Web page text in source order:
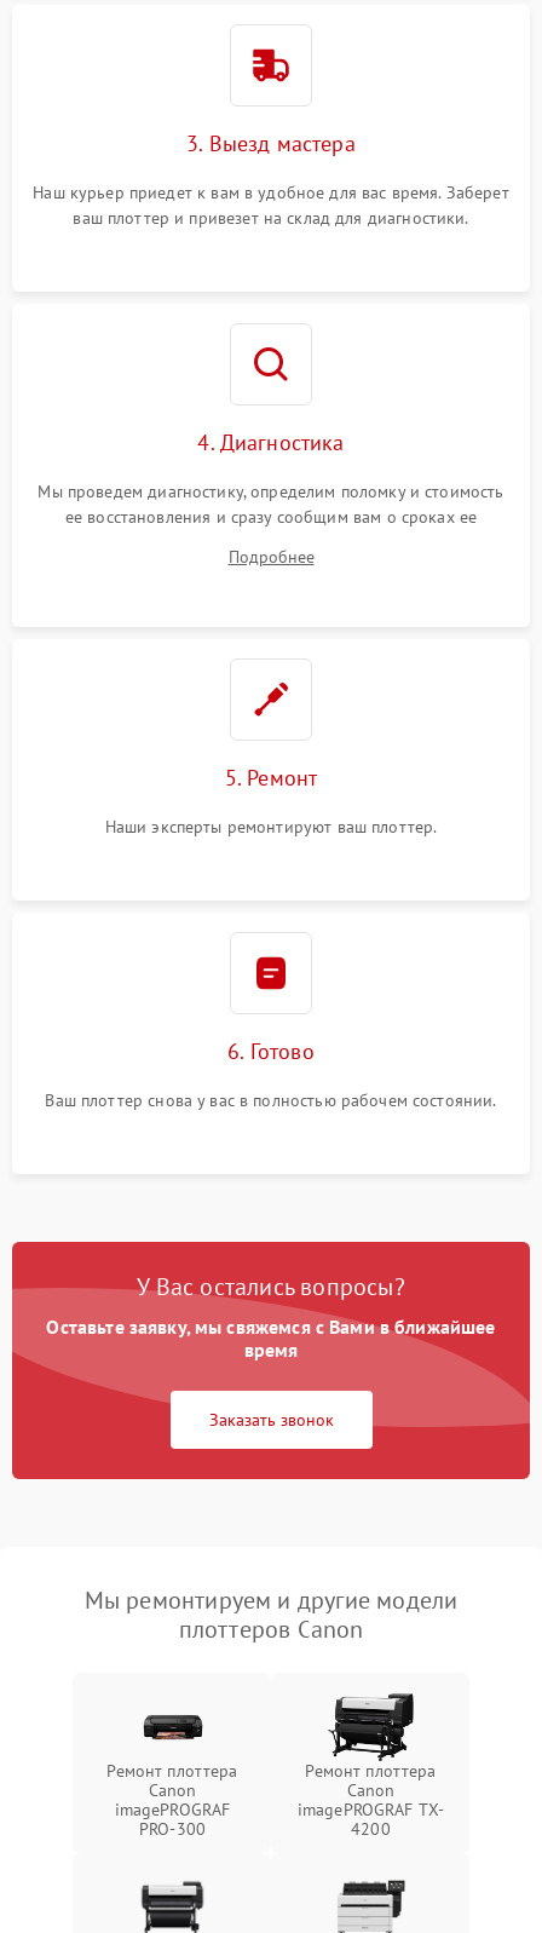
3. Выезд мастера
Наш курьер приедет к вам в удобное для вас время. Заберет
ваш плоттер и привезет на склад для диагностики.
4. Диагностика
Мы проведем диагностику, определим поломку и стоимость
ее восстановления и сразу сообщим вам о сроках ее
Подробнее
5. Ремонт
Наши эксперты ремонтируют ваш плоттер.
6. Готово
Ваш плоттер снова у вас в полностью рабочем состоянии.
У Вас остались вопросы?
Оставьте заявку, мы свяжемся с Вами в ближайшее
время
Заказать звонок
Мы ремонтируем и другие модели
плоттеров Canon
Ремонт плоттера
Canon
imagePROGRAF
PRO-300
Ремонт плоттера
Canon
imagePROGRAF TX-
4200